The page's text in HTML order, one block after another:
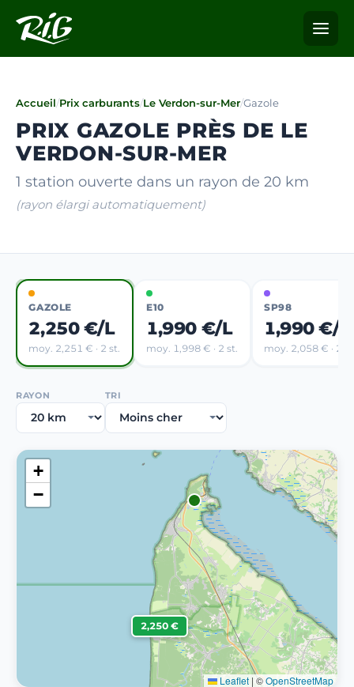
Accueil/Prix carburants/Le Verdon-sur-Mer/Gazole
PRIX GAZOLE PRÈS DE LE
VERDON-SUR-MER
1 station ouverte dans un rayon de 20 km
(rayon élargi automatiquement)
GAZOLE
2,250 €/L
moy. 2,251 € · 2 st.
E10
1,990 €/L
moy. 1,998 € · 2 st.
SP98
1,990 €/L
moy. 2,058 € · 2
RAYON TRI
2,250 €
+
−
Leaflet | ©OpenStreetMap